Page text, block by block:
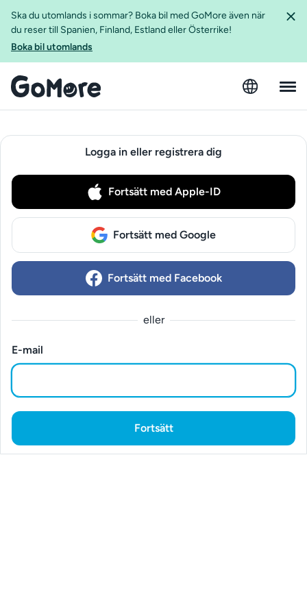
Ska du utomlands i sommar? Boka bil med GoMore även när
du reser till Spanien, Finland, Estland eller Österrike!
Boka bil utomlands
Logga in eller registrera dig
Fortsätt med Apple-ID
Fortsätt med Google
Fortsätt med Facebook
eller
E-mail
Fortsätt